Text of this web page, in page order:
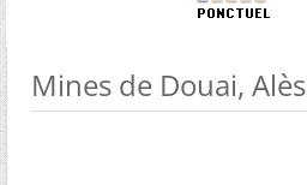
Mines de Douai, Alès